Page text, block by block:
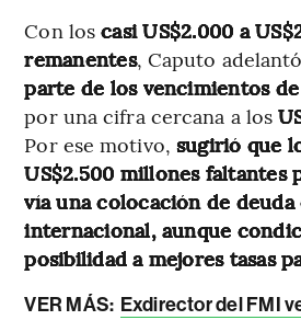
Con loscasi US$2.000 a
remanentes, Caputo
parte de los vencimientos
por una cifra cercana a los
Por ese motivo, sugirió que
US$2.500 millones faltantes
vía una colocación de
internacional, aunque
posibilidad a mejores tasas
VER MÁS: Exdirector del FMI